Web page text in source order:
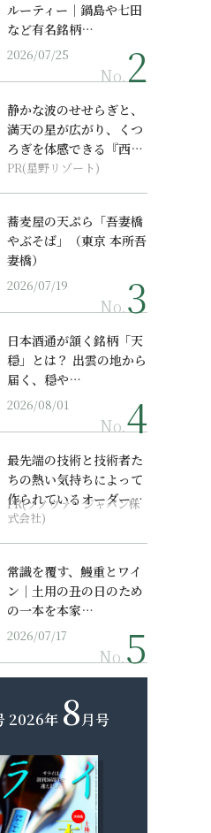
ルーティー｜鍋島や七田
など有名銘柄…
2026/07/25
No.
静かな波のせせらぎと、
満天の星が広がり、くつ
ろぎを体感できる『西表
島ホテル by...
PR(星野リゾート)
蕎麦屋の天ぷら「吾妻橋
やぶそば」（東京 本所吾
妻橋）
2026/07/19
No.
日本酒通が頷く銘柄「天
穏」とは？ 出雲の地から
届く、穏や…
2026/08/01
No.
最先端の技術と技術者た
ちの熱い気持ちによって
作られているオーダーメ
イド補聴器
PR(ソノヴァ・ジャパン株
式会社)
常識を覆す、鰻重とワイ
ン｜土用の丑の日のため
の一本を本家…
2026/07/17
No.
2026年 8月号